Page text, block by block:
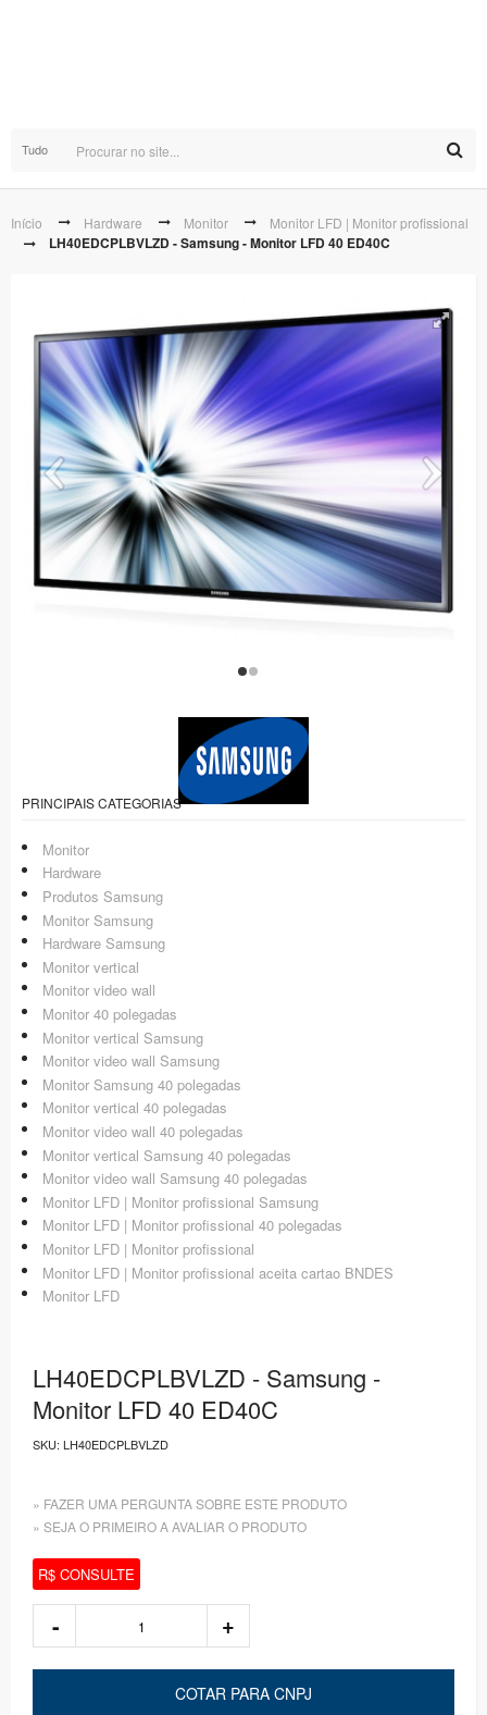
Tudo
Início Hardware Monitor Monitor LFD | Monitor profissional
LH40EDCPLBVLZD - Samsung - Monitor LFD 40 ED40C
PRINCIPAIS CATEGORIAS
Monitor
Hardware
Produtos Samsung
Monitor Samsung
Hardware Samsung
Monitor vertical
Monitor video wall
Monitor 40 polegadas
Monitor vertical Samsung
Monitor video wall Samsung
Monitor Samsung 40 polegadas
Monitor vertical 40 polegadas
Monitor video wall 40 polegadas
Monitor vertical Samsung 40 polegadas
Monitor video wall Samsung 40 polegadas
Monitor LFD | Monitor profissional Samsung
Monitor LFD | Monitor profissional 40 polegadas
Monitor LFD | Monitor profissional
Monitor LFD | Monitor profissional aceita cartao BNDES
Monitor LFD
LH40EDCPLBVLZD - Samsung -
Monitor LFD 40 ED40C
SKU: LH40EDCPLBVLZD
» FAZER UMA PERGUNTA SOBRE ESTE PRODUTO
» SEJA O PRIMEIRO A AVALIAR O PRODUTO
R$ CONSULTE
COTAR PARA CNPJ